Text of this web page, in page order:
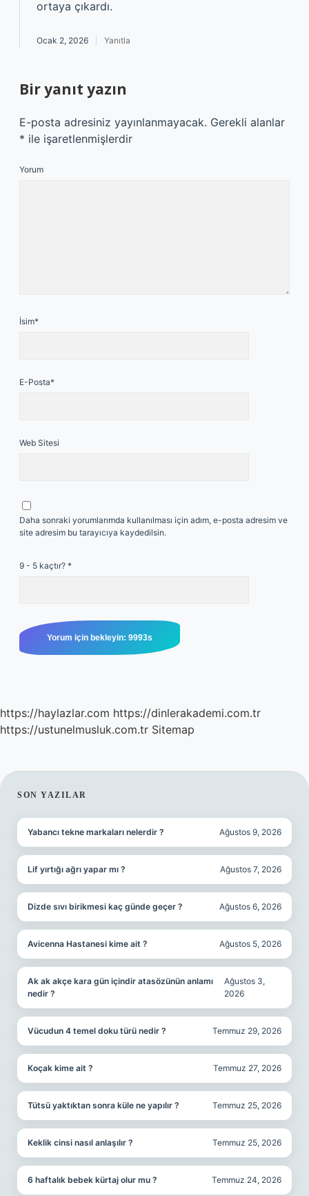
ortaya çıkardı.
Ocak 2, 2026 Yanıtla
Bir yanıt yazın
E-posta adresiniz yayınlanmayacak. Gerekli alanlar
* ile işaretlenmişlerdir
Yorum
İsim*
E-Posta*
Web Sitesi
Daha sonraki yorumlarımda kullanılması için adım, e-posta adresim ve
site adresim bu tarayıcıya kaydedilsin.
9 - 5 kaçtır? *
https://haylazlar.com https://dinlerakademi.com.tr
https://ustunelmusluk.com.tr Sitemap
SIDEBAR
SON YAZILAR
Yabancı tekne markaları nelerdir ? Ağustos 9, 2026
Lif yırtığı ağrı yapar mı ? Ağustos 7, 2026
Dizde sıvı birikmesi kaç günde geçer ? Ağustos 6, 2026
Avicenna Hastanesi kime ait ? Ağustos 5, 2026
Ak ak akçe kara gün içindir atasözünün anlamı
nedir ?
Ağustos 3,
2026
Vücudun 4 temel doku türü nedir ? Temmuz 29, 2026
Koçak kime ait ? Temmuz 27, 2026
Tütsü yaktıktan sonra küle ne yapılır ? Temmuz 25, 2026
Keklik cinsi nasıl anlaşılır ? Temmuz 25, 2026
6 haftalık bebek kürtaj olur mu ? Temmuz 24, 2026